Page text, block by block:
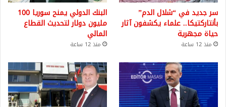
سر جديد في “شلال الدم”
بأنتاركتيكا.. علماء يكشفون آثار
حياة مجهرية
منذ 12 ساعة
البنك الدولي يمنح سوريا 100
مليون دولار لتحديث القطاع
المالي
منذ 12 ساعة